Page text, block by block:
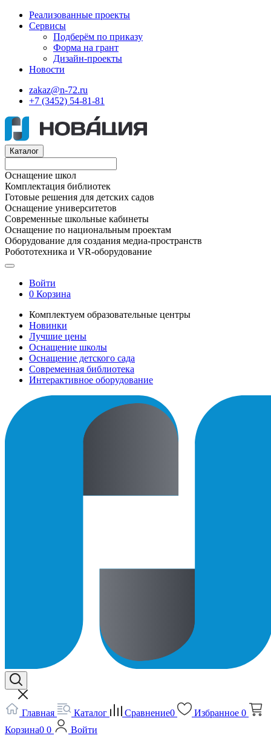
Реализованные проекты
Сервисы
Подберём по приказу
Форма на грант
Дизайн-проекты
Новости
zakaz@n-72.ru
+7 (3452) 54-81-81
Каталог
Оснащение школ
Комплектация библиотек
Готовые решения для детских садов
Оснащение университетов
Современные школьные кабинеты
Оснащение по национальным проектам
Оборудование для создания медиа-пространств
Робототехника и VR-оборудование
Войти
0 Корзина
Комплектуем образовательные центры
Новинки
Лучшие цены
Оснащение школы
Оснащение детского сада
Современная библиотека
Интерактивное оборудование
Главная Каталог Сравнение0 Избранное 0
Корзина0 0
Войти